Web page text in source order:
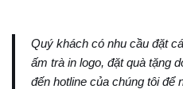
Quý khách có nhu cầu đặt
ấm trà in logo, đặt quà tặng
đến hotline của chúng tôi để